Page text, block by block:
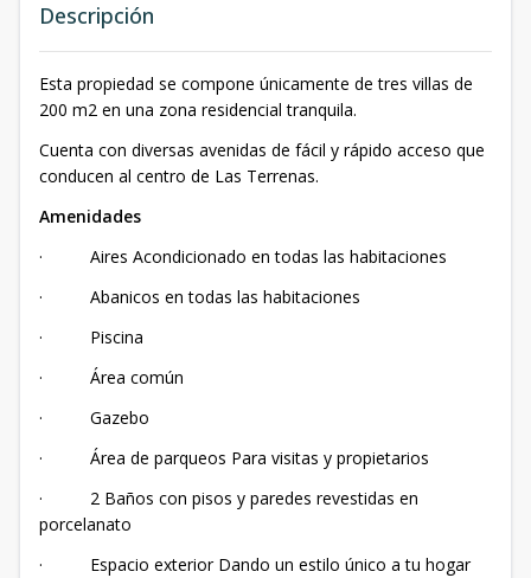
Descripción
Esta propiedad se compone únicamente de tres villas de
200 m2 en una zona residencial tranquila.
Cuenta con diversas avenidas de fácil y rápido acceso que
conducen al centro de Las Terrenas.
Amenidades
· Aires Acondicionado en todas las habitaciones
· Abanicos en todas las habitaciones
· Piscina
· Área común
· Gazebo
· Área de parqueos Para visitas y propietarios
· 2 Baños con pisos y paredes revestidas en
porcelanato
· Espacio exterior Dando un estilo único a tu hogar